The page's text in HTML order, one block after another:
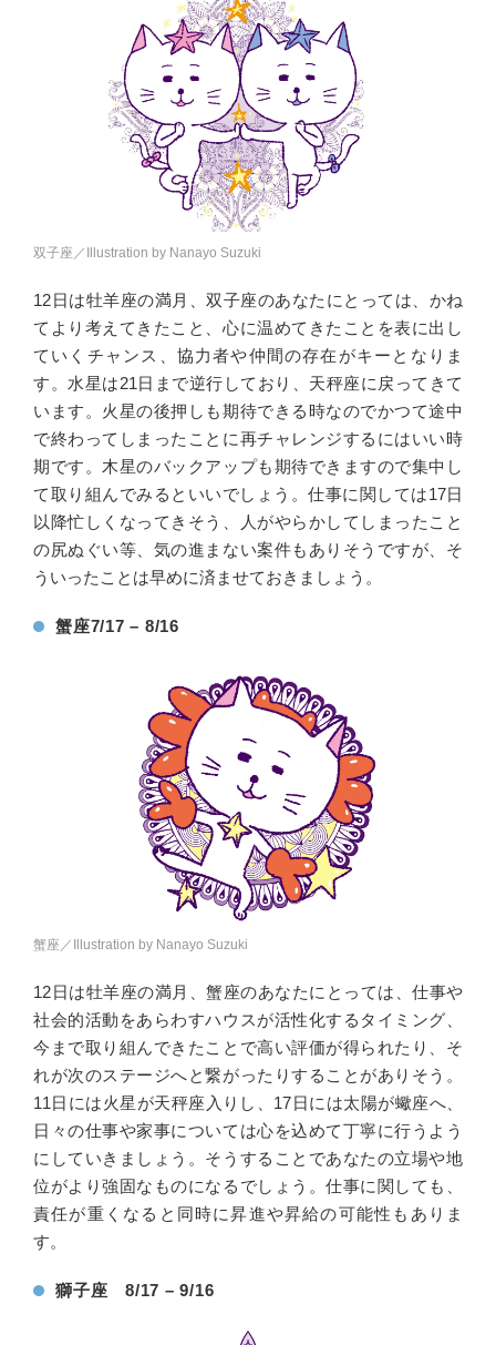
双子座／Illustration by Nanayo Suzuki
12日は牡羊座の満月、双子座のあなたにとっては、かね
てより考えてきたこと、心に温めてきたことを表に出し
ていくチャンス、協力者や仲間の存在がキーとなりま
す。水星は21日まで逆行しており、天秤座に戻ってきて
います。火星の後押しも期待できる時なのでかつて途中
で終わってしまったことに再チャレンジするにはいい時
期です。木星のバックアップも期待できますので集中し
て取り組んでみるといいでしょう。仕事に関しては17日
以降忙しくなってきそう、人がやらかしてしまったこと
の尻ぬぐい等、気の進まない案件もありそうですが、そ
ういったことは早めに済ませておきましょう。
蟹座7/17 – 8/16
蟹座／Illustration by Nanayo Suzuki
12日は牡羊座の満月、蟹座のあなたにとっては、仕事や
社会的活動をあらわすハウスが活性化するタイミング、
今まで取り組んできたことで高い評価が得られたり、そ
れが次のステージへと繋がったりすることがありそう。
11日には火星が天秤座入りし、17日には太陽が蠍座へ、
日々の仕事や家事については心を込めて丁寧に行うよう
にしていきましょう。そうすることであなたの立場や地
位がより強固なものになるでしょう。仕事に関しても、
責任が重くなると同時に昇進や昇給の可能性もありま
す。
獅子座 8/17 – 9/16